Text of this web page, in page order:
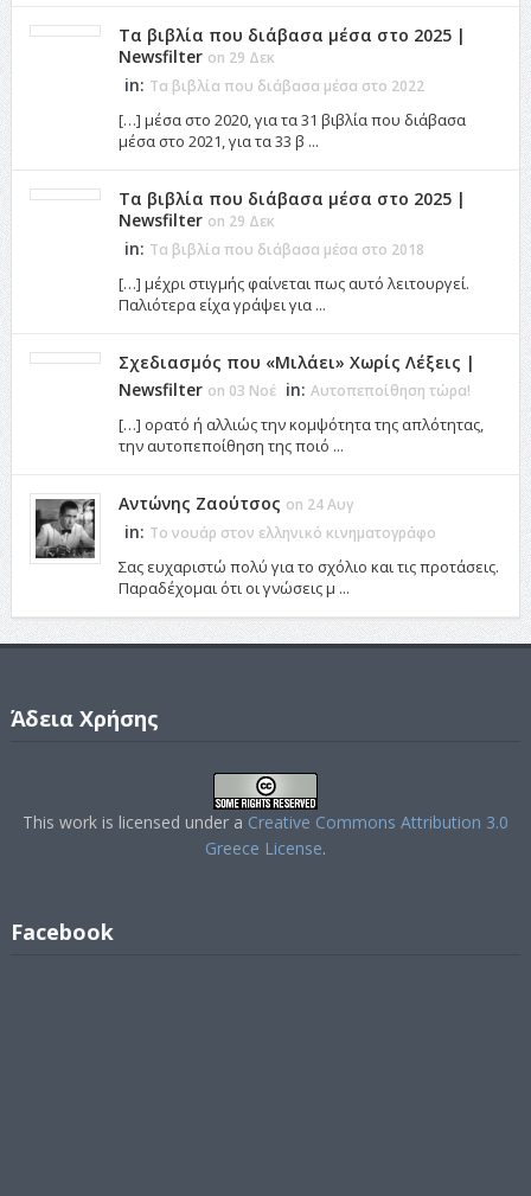
Τα βιβλία που διάβασα μέσα στο 2025 |
Newsfilter on 29 Δεκ
in: Τα βιβλία που διάβασα μέσα στο 2022
[…] μέσα στο 2020, για τα 31 βιβλία που διάβασα
μέσα στο 2021, για τα 33 β ...
Τα βιβλία που διάβασα μέσα στο 2025 |
Newsfilter on 29 Δεκ
in: Τα βιβλία που διάβασα μέσα στο 2018
[…] μέχρι στιγμής φαίνεται πως αυτό λειτουργεί.
Παλιότερα είχα γράψει για ...
Σχεδιασμός που «Μιλάει» Χωρίς Λέξεις |
Newsfilter on 03 Νοέ in: Αυτοπεποίθηση τώρα!
[…] ορατό ή αλλιώς την κομψότητα της απλότητας,
την αυτοπεποίθηση της ποιό ...
Αντώνης Ζαούτσος on 24 Αυγ
in: Το νουάρ στον ελληνικό κινηματογράφο
Σας ευχαριστώ πολύ για το σχόλιο και τις προτάσεις.
Παραδέχομαι ότι οι γνώσεις μ ...
Άδεια Χρήσης
This work is licensed under a Creative Commons Attribution 3.0
Greece License.
Facebook